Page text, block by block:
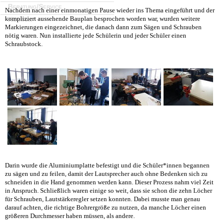
Beratung/Service
Kontakt
Nachdem nach einer einmonatigen Pause wieder ins Thema eingeführt und der
kompliziert aussehende Bauplan besprochen worden war, wurden weitere
Markierungen eingezeichnet, die danach dann zum Sägen und Schrauben
nötig waren. Nun installierte jede Schülerin und jeder Schüler einen
Schraubstock.
Darin wurde die Aluminiumplatte befestigt und die Schüler*innen begannen
zu sägen und zu feilen, damit der Lautsprecher auch ohne Bedenken sich zu
schneiden in die Hand genommen werden kann. Dieser Prozess nahm viel Zeit
in Anspruch. Schließlich waren einige so weit, dass sie schon die zehn Löcher
für Schrauben, Lautstärkeregler setzen konnten. Dabei musste man genau
darauf achten, die richtige Bohrergröße zu nutzen, da manche Löcher einen
größeren Durchmesser haben müssen, als andere.